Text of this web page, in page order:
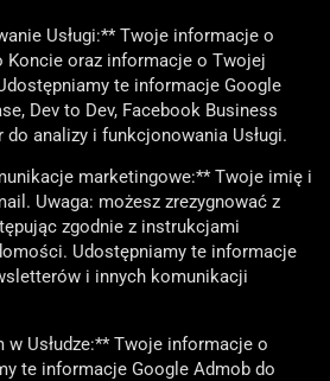
Usługi:** Twoje informacje o
Koncie oraz informacje o Twojej
te informacje Google
Dev to Dev, Facebook Business
analizy i funkcjonowania Usługi.
marketingowe:** Twoje imię i
Uwaga: możesz zrezygnować z
zgodnie z instrukcjami
Udostępniamy te informacje
i innych komunikacji
w Usłudze:** Twoje informacje o
te informacje Google Admob do